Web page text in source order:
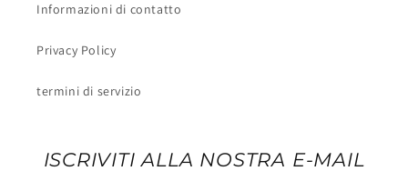
Informazioni di contatto
Privacy Policy
termini di servizio
ISCRIVITI ALLA NOSTRA E-MAIL